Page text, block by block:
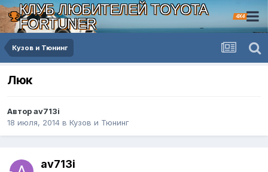
КЛУБ ЛЮБИТЕЛЕЙ TOYOTA
FORTUNER
4X4
Кузов и Тюнинг
Люк
Автор av713i
18 июля, 2014 в Кузов и Тюнинг
av713i